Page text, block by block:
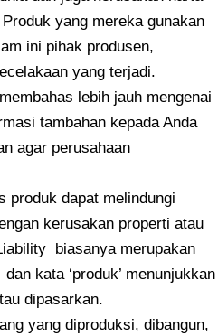
yang mereka gunakan
ini pihak produsen,
yang terjadi.
lebih jauh mengenai
tambahan kepada Anda
agar perusahaan
produk dapat melindungi
kerusakan properti atau
biasanya merupakan
kata ‘produk’ menunjukkan
dipasarkan.
yang diproduksi, dibangun,